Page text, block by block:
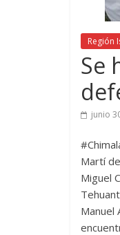
Región
Se
junio
Martí
Miguel
Manuel